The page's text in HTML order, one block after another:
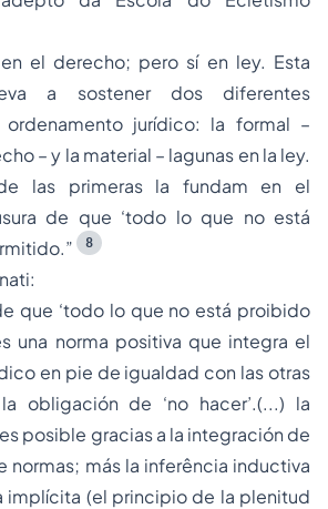
el derecho; pero sí en ley. Esta
a sostener dos diferentes
jurídico: la formal –
– y la material – lagunas en la ley.
las primeras la fundam en el
de que ‘todo lo que no está
8
que ‘todo lo que no está proibido
una norma positiva que integra el
en pie de igualdad con las otras
obligación de ‘no hacer’.(...) la
posible gracias a la integración de
normas; más la inferência inductiva
implícita (el principio de la plenitud